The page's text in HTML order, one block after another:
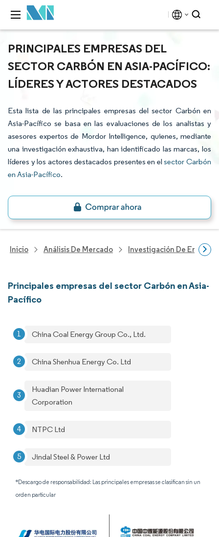
PRINCIPALES EMPRESAS DEL
SECTOR CARBÓN EN ASIA-PACÍFICO:
LÍDERES Y ACTORES DESTACADOS
Esta lista de las principales empresas del sector Carbón en
Asia-Pacífico se basa en las evaluaciones de los analistas y
asesores expertos de Mordor Intelligence, quienes, mediante
una investigación exhaustiva, han identificado las marcas, los
líderes y los actores destacados presentes en elsector Carbón
en Asia-Pacífico.
Inicio Análisis De Mercado Investigación De Energía
Principales empresas del sector Carbón en Asia-
Pacífico
China Coal Energy Group Co., Ltd.
China Shenhua Energy Co. Ltd
Huadian Power International
Corporation
NTPC Ltd
Jindal Steel & Power Ltd
*Descargo de responsabilidad: Las principales empresas se clasifican sin un
orden particular